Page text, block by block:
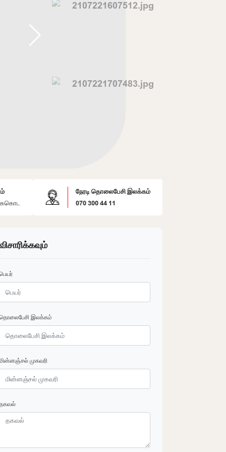
நேரடி தொலைபேசி இலக்கம்
070 300 44 11
இலக்கம்
முகவரி